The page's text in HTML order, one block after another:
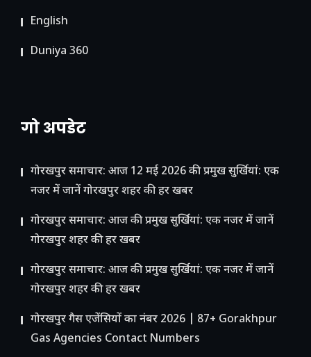
English
Duniya 360
गो अपडेट
गोरखपुर समाचार: आज 12 मई 2026 की प्रमुख सुर्खियां: एक
नजर में जानें गोरखपुर शहर की हर खबर
गोरखपुर समाचार: आज की प्रमुख सुर्खियां: एक नजर में जानें
गोरखपुर शहर की हर खबर
गोरखपुर समाचार: आज की प्रमुख सुर्खियां: एक नजर में जानें
गोरखपुर शहर की हर खबर
गोरखपुर गैस एजेंसियों का नंबर 2026 | 87+ Gorakhpur
Gas Agencies Contact Numbers